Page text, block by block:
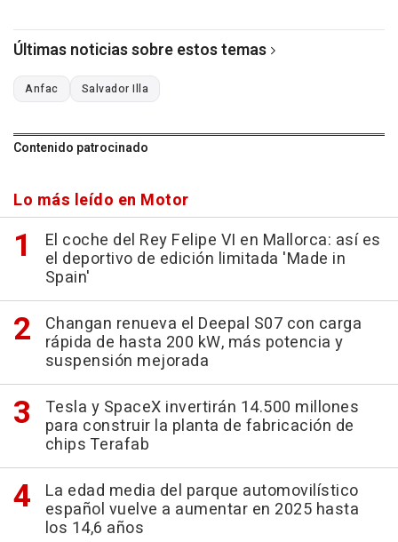
Últimas noticias sobre estos temas
Anfac Salvador Illa
Contenido patrocinado
Lo más leído en Motor
El coche del Rey Felipe VI en Mallorca: así es
el deportivo de edición limitada 'Made in
Spain'
Changan renueva el Deepal S07 con carga
rápida de hasta 200 kW, más potencia y
suspensión mejorada
Tesla y SpaceX invertirán 14.500 millones
para construir la planta de fabricación de
chips Terafab
La edad media del parque automovilístico
español vuelve a aumentar en 2025 hasta
los 14,6 años